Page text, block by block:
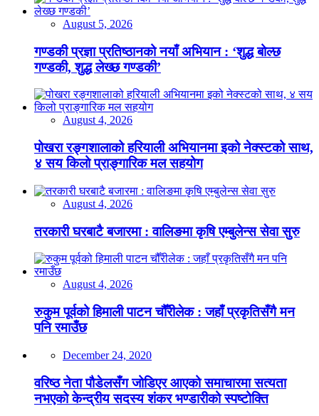
August 5, 2026
गण्डकी प्रज्ञा प्रतिष्ठानको नयाँ अभियान : ‘शुद्ध बोल्छ
गण्डकी, शुद्ध लेख्छ गण्डकी’
August 4, 2026
पोखरा रङ्गशालाको हरियाली अभियानमा इको नेक्स्टको साथ,
४ सय किलो प्राङ्गारिक मल सहयोग
August 4, 2026
तरकारी घरबाटै बजारमा : वालिङमा कृषि एम्बुलेन्स सेवा सुरु
August 4, 2026
रुकुम पूर्वको हिमाली पाटन चौँरीलेक : जहाँ प्रकृतिसँगै मन
पनि रमाउँछ
December 24, 2020
वरिष्ठ नेता पौडेलसँग जोडिएर आएको समाचारमा सत्यता
नभएको केन्द्रीय सदस्य शंकर भण्डारीको स्पष्टोक्ति